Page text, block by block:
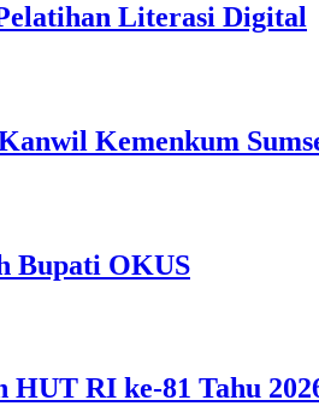
Literasi Digital
Kemenkum
Bupati OKUS
HUT RI ke-81 Tahu